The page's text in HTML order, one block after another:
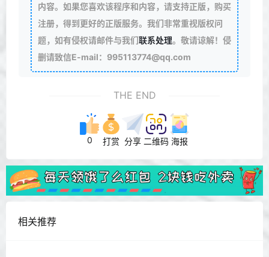
内容。如果您喜欢该程序和内容，请支持正版，购买
注册，得到更好的正版服务。我们非常重视版权问
题，如有侵权请邮件与我们联系处理。敬请谅解！侵
删请致信E-mail：995113774@qq.com
THE END
0 打赏 分享 二维码 海报
相关推荐